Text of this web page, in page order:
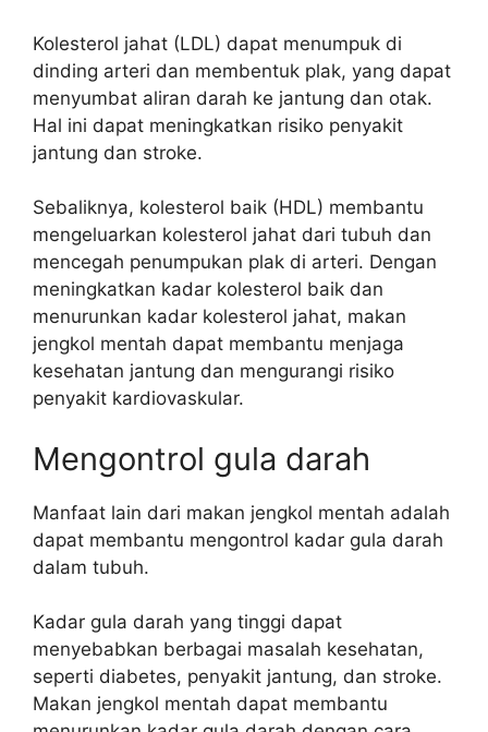
Kolesterol jahat (LDL) dapat menumpuk di
dinding arteri dan membentuk plak, yang dapat
menyumbat aliran darah ke jantung dan otak.
Hal ini dapat meningkatkan risiko penyakit
jantung dan stroke.
Sebaliknya, kolesterol baik (HDL) membantu
mengeluarkan kolesterol jahat dari tubuh dan
mencegah penumpukan plak di arteri. Dengan
meningkatkan kadar kolesterol baik dan
menurunkan kadar kolesterol jahat, makan
jengkol mentah dapat membantu menjaga
kesehatan jantung dan mengurangi risiko
penyakit kardiovaskular.
Mengontrol gula darah
Manfaat lain dari makan jengkol mentah adalah
dapat membantu mengontrol kadar gula darah
dalam tubuh.
Kadar gula darah yang tinggi dapat
menyebabkan berbagai masalah kesehatan,
seperti diabetes, penyakit jantung, dan stroke.
Makan jengkol mentah dapat membantu